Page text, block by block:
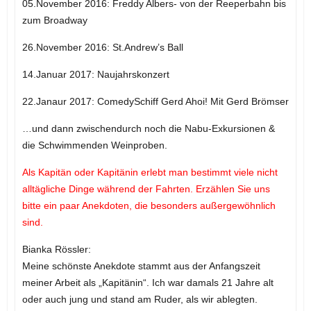
05.November 2016: Freddy Albers- von der Reeperbahn bis
zum Broadway
26.November 2016: St.Andrew’s Ball
14.Januar 2017: Naujahrskonzert
22.Janaur 2017: ComedySchiff Gerd Ahoi! Mit Gerd Brömser
…und dann zwischendurch noch die Nabu-Exkursionen &
die Schwimmenden Weinproben.
Als Kapitän oder Kapitänin erlebt man bestimmt viele nicht
alltägliche Dinge während der Fahrten. Erzählen Sie uns
bitte ein paar Anekdoten, die besonders außergewöhnlich
sind.
Bianka Rössler:
Meine schönste Anekdote stammt aus der Anfangszeit
meiner Arbeit als „Kapitänin“. Ich war damals 21 Jahre alt
oder auch jung und stand am Ruder, als wir ablegten.